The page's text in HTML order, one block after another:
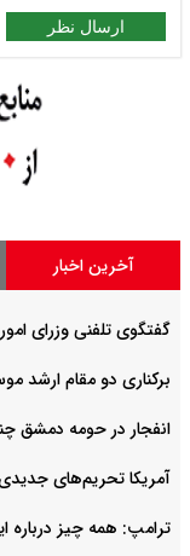
ارسال نظر
آخرین اخبار
گفتگوی تلفنی وزرای
برکناری دو مقام ارشد
انفجار در حومه دمشق
آمریکا تحریم‌های جدیدی
ترامپ: همه چیز درباره